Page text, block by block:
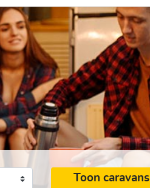
Toon caravans